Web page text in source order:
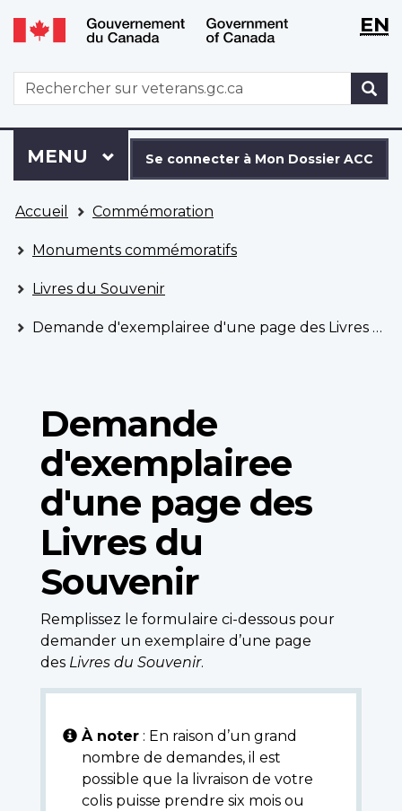
Aller
au
principal
Passer
à
version
HTML
simplifiée
WxT
WxTEN
WxT
Search
form
connecter
à
Dossier
ACC
Se connecter à Mon Dossier ACC
Menu
MENU PRINCIPAL
êtes
ici
Accueil Commémoration
Monuments commémoratifs
Livres du Souvenir
Demande d'exemplairee d'une page des Livres du Souvenir
Demande
d'exemplairee
d'une page des
Livres du
Souvenir
Remplissez le formulaire ci-dessous pour
demander un exemplaire d’une page
des Livres du Souvenir.
À noter : En raison d’un grand
nombre de demandes, il est
possible que la livraison de votre
colis puisse prendre six mois ou